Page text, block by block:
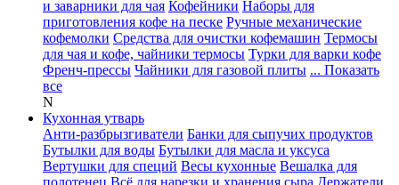
и заварники для чая Кофейники Наборы для
приготовления кофе на песке Ручные механические
кофемолки Средства для очистки кофемашин Термосы
для чая и кофе, чайники термосы Турки для варки кофе
Френч-прессы Чайники для газовой плиты ... Показать
все
N
Кухонная утварь
Анти-разбрызгиватели Банки для сыпучих продуктов
Бутылки для воды Бутылки для масла и уксуса
Вертушки для специй Весы кухонные Вешалка для
полотенец Всё для нарезки и хранения сыра Держатели